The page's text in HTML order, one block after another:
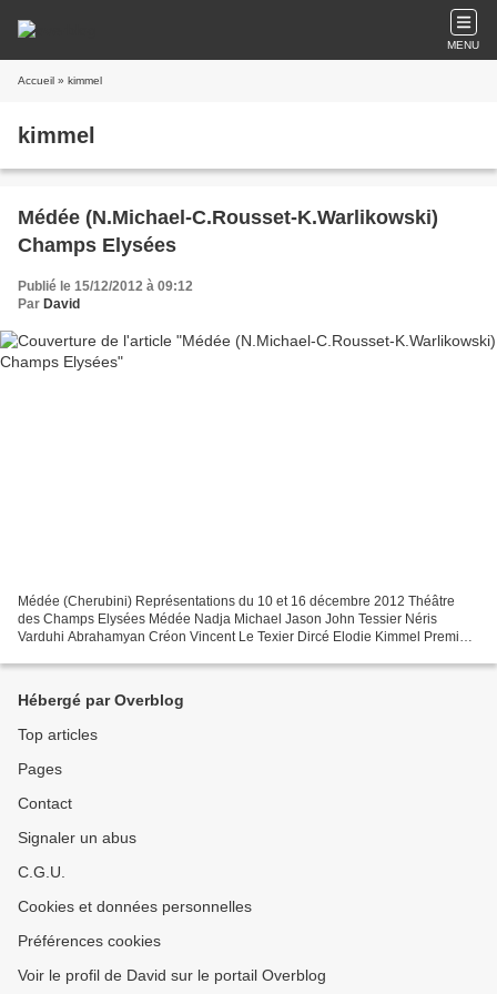
MENU
Accueil » kimmel
kimmel
Médée (N.Michael-C.Rousset-K.Warlikowski)
Champs Elysées
Publié le 15/12/2012 à 09:12
Par David
Médée (Cherubini) Représentations du 10 et 16 décembre 2012 Théâtre
des Champs Elysées Médée Nadja Michael Jason John Tessier Néris
Varduhi Abrahamyan Créon Vincent Le Texier Dircé Elodie Kimmel Première
Hébergé par Overblog
Top articles
Pages
Contact
Signaler un abus
C.G.U.
Cookies et données personnelles
Préférences cookies
Voir le profil de David sur le portail Overblog